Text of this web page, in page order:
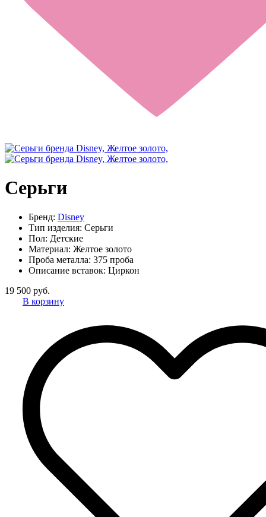
Серьги
Бренд: Disney
Тип изделия: Серьги
Пол: Детские
Материал: Желтое золото
Проба металла: 375 проба
Описание вставок: Циркон
19 500 руб.
В корзину